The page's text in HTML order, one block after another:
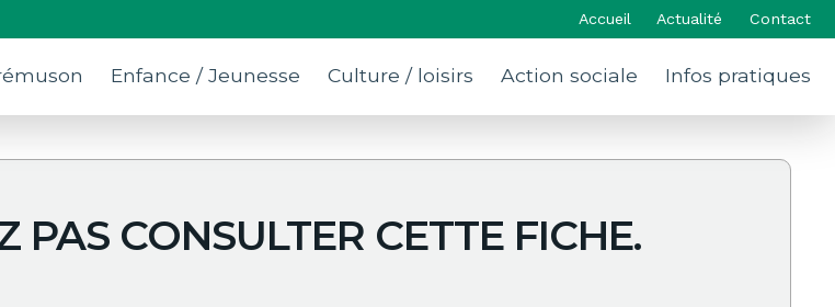
Accueil Actualité Contact
Enfance / Jeunesse Culture / loisirs Action sociale Infos pratiques
PAS CONSULTER CETTE FICHE.